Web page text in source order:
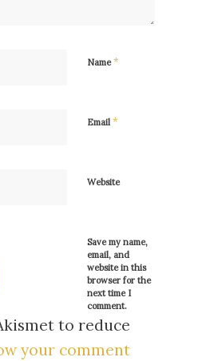
Name*
Email *
Website
Save my name,
email, and
website in this
browser for the
next time I
comment.
to reduce
your comment